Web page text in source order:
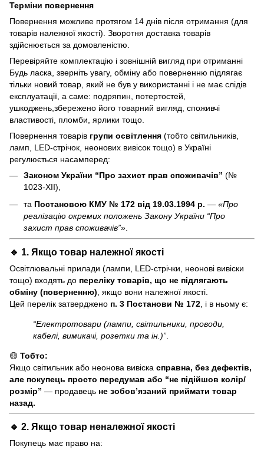
Терміни повернення
Повернення можливе протягом 14 днів після отримання (для
товарів належної якості). Зворотня доставка товарів
здійснюється за домовленістю.
Перевіряйте комплектацію і зовнішній вигляд при отриманні
Будь ласка, зверніть увагу, обміну або поверненню підлягає
тільки новий товар, який не був у використанні і не має слідів
експлуатації, а саме: подряпин, потертостей,
ушкоджень,збережено його товарний вигляд, споживчі
властивості, пломби, ярлики тощо.
Повернення товарів групи освітлення (тобто світильників,
ламп, LED-стрічок, неонових вивісок тощо) в Україні
регулюється насамперед:
Законом України “Про захист прав споживачів” (№
1023-XII),
та Постановою КМУ № 172 від 19.03.1994 р. — «Про
реалізацію окремих положень Закону України “Про
захист прав споживачів”»
🔹 1. Якщо товар належної якості
Освітлювальні прилади (лампи, LED-стрічки, неонові вивіски
тощо) входять до переліку товарів, що не підлягають
обміну (поверненню) , якщо вони належної якості.
Цей перелік затверджено п. 3 Постанови № 172 , і в ньому є:
“Електротовари (лампи, світильники, проводи,
кабелі, вимикачі, розетки та ін.)”
🟡 Тобто:
Якщо світильник або неонова вивіска справна, без дефектів,
але покупець просто передумав або “не підійшов колір/
розмір” — продавець не зобов’язаний приймати товар
назад.
🔹 2. Якщо товар неналежної якості
Покупець має право на: